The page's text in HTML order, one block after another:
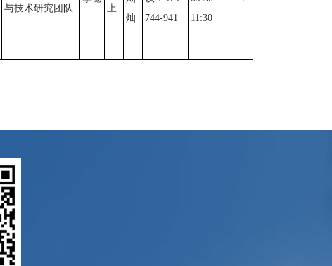
与技术研究团队
上
灿
744-941
11:30